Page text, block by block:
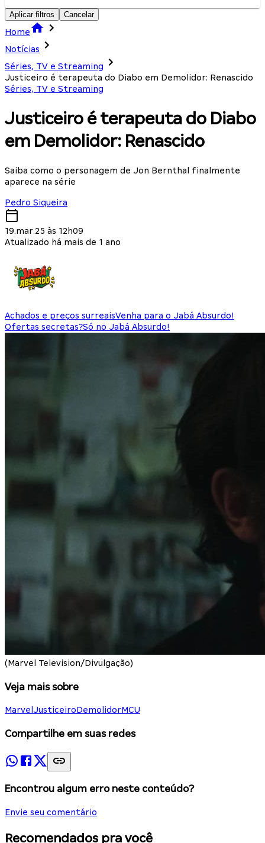
Aplicar filtros Cancelar
Home
Notícias
Séries, TV e Streaming
Justiceiro é terapeuta do Diabo em Demolidor: Renascido
Séries, TV e Streaming
Justiceiro é terapeuta do Diabo
em Demolidor: Renascido
Saiba como o personagem de Jon Bernthal finalmente
aparece na série
Pedro Siqueira
19.mar.25 às 12h09
Atualizado há mais de 1 ano
Achados e preços surreaisVenha para o Jabá Absurdo!
Ofertas secretas?Só no Jabá Absurdo!
(Marvel Television/Divulgação)
Veja mais sobre
Marvel JusticeiroDemolidorMCU
Compartilhe em suas redes
Encontrou algum erro neste conteúdo?
Envie seu comentário
Recomendados pra você